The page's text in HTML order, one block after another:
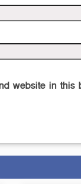
website in this